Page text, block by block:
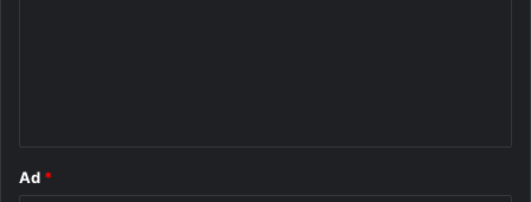
Ad *